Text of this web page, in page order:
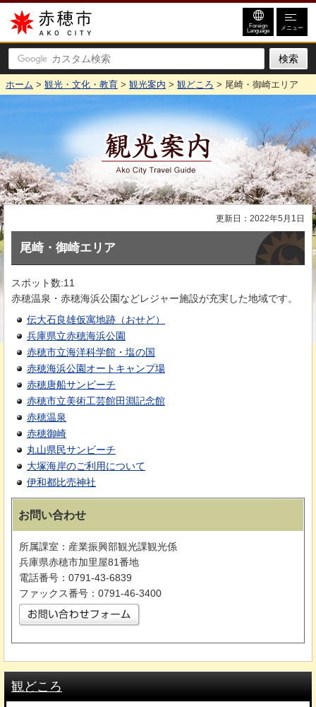
赤穂市
Foreign
Language メニュー
ホーム > 観光・文化・教育 > 観光案内 > 観どころ > 尾崎・御崎エリア
更新日：2022年5月1日
尾崎・御崎エリア
スポット数:11
赤穂温泉・赤穂海浜公園などレジャー施設が充実した地域です。
伝大石良雄仮寓地跡（おせど）
兵庫県立赤穂海浜公園
赤穂市立海洋科学館・塩の国
赤穂海浜公園オートキャンプ場
赤穂唐船サンビーチ
赤穂市立美術工芸館田淵記念館
赤穂温泉
赤穂御崎
丸山県民サンビーチ
大塚海岸のご利用について
伊和都比売神社
お問い合わせ
所属課室：産業振興部観光課観光係
兵庫県赤穂市加里屋81番地
電話番号：0791-43-6839
ファックス番号：0791-46-3400
観どころ